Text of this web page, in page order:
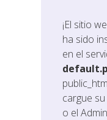
¡El sitio
ha sido
en el
cargue
o el